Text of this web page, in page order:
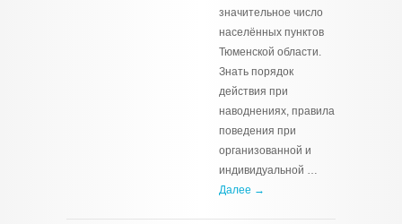
значительное число
населённых пунктов
Тюменской области.
Знать порядок
действия при
наводнениях, правила
поведения при
организованной и
индивидуальной …
Далее →